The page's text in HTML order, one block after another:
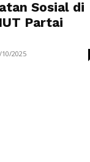
Sosial di
Partai
10/2025